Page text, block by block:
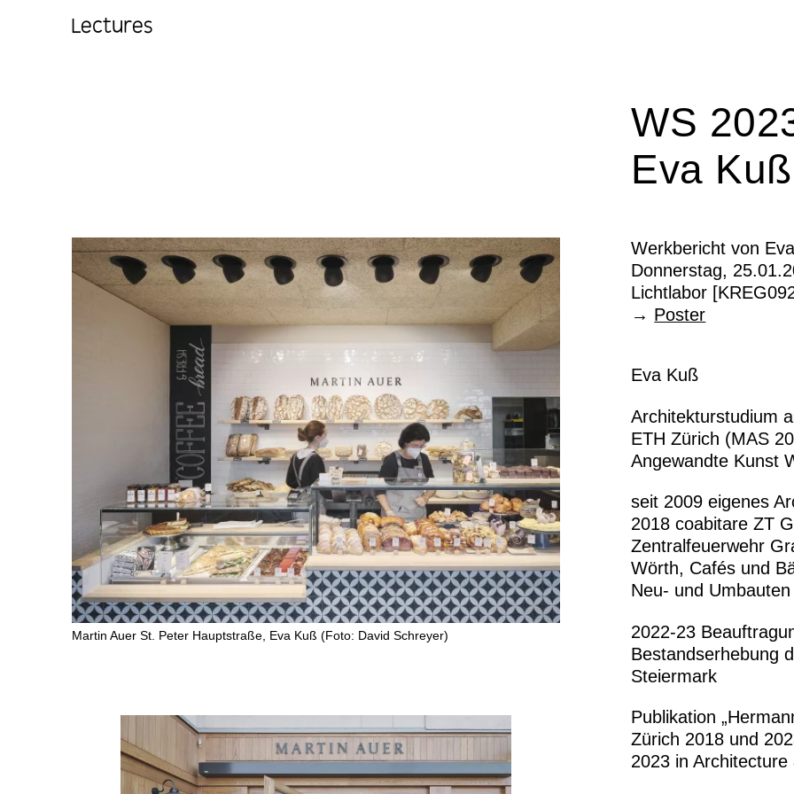
Lectures
Studio
Projects
Current
Lectures
Travels
Research
Thesis
Team
Struktur und
spüren das feine
und (äusserer)
Ausdruck, kommt
Und Ausdruck ohne
Innenwelt,
um Transparenz.
T+43 316 873-6481
Instagram
Datenschutz
Impressum
WS
Eva
Werkbericht von
Donnerstag,
Lichtlabor
→ Poster
Eva Kuß
Architekturstudium
ETH Zürich (MAS
Angewandte Kunst
seit 2009 eigenes
2018 coabitare ZT
Zentralfeuerwehr
Wörth, Cafés und
Neu- und
2022-23
Bestandserhebung
Steiermark
Publikation
Zürich 2018 und
2023 in
Martin Auer St. Peter Hauptstraße, Eva Kuß (Foto: David Schreyer)